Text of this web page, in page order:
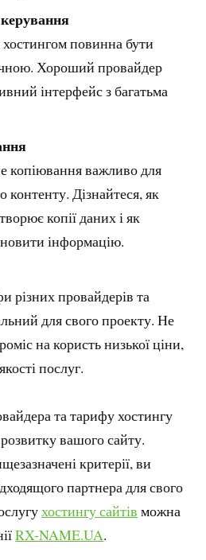
повинна бути
Хороший провайдер
інтерфейс з багатьма
копіювання важливо для
контенту. Дізнайтеся, як
копії даних і як
інформацію.
різних провайдерів та
для свого проекту. Не
на користь низької ціни,
послуг.
та тарифу хостингу
вашого сайту.
критерії, ви
партнера для свого
хостингу сайтів можна
RX-NAME.UA.